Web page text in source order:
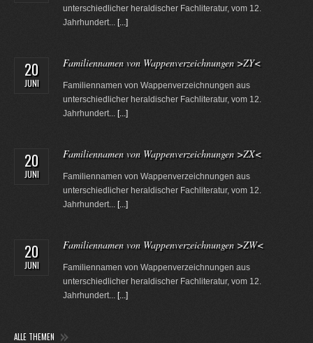
unterschiedlicher heraldischer Fachliteratur, vom 12.
Jahrhundert... [...]
20
JUNI
Familiennamen von Wappenverzeichnungen >ZY<
Familiennamen von Wappenverzeichnungen aus
unterschiedlicher heraldischer Fachliteratur, vom 12.
Jahrhundert... [...]
20
JUNI
Familiennamen von Wappenverzeichnungen >ZX<
Familiennamen von Wappenverzeichnungen aus
unterschiedlicher heraldischer Fachliteratur, vom 12.
Jahrhundert... [...]
20
JUNI
Familiennamen von Wappenverzeichnungen >ZW<
Familiennamen von Wappenverzeichnungen aus
unterschiedlicher heraldischer Fachliteratur, vom 12.
Jahrhundert... [...]
ALLE THEMEN